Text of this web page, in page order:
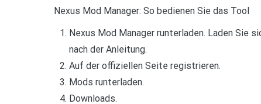
Nexus Mod Manager: So bedienen Sie das Tool
Nexus Mod Manager runterladen. Laden Sie
nach der Anleitung.
Auf der offiziellen Seite registrieren.
Mods runterladen.
Downloads.